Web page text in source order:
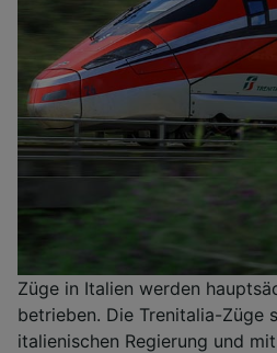
Züge in Italien werden
betrieben. Die Trenitalia-Züge
italienischen Regierung und